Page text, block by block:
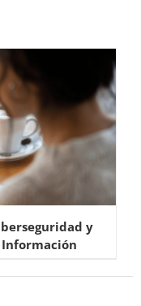
y
Información